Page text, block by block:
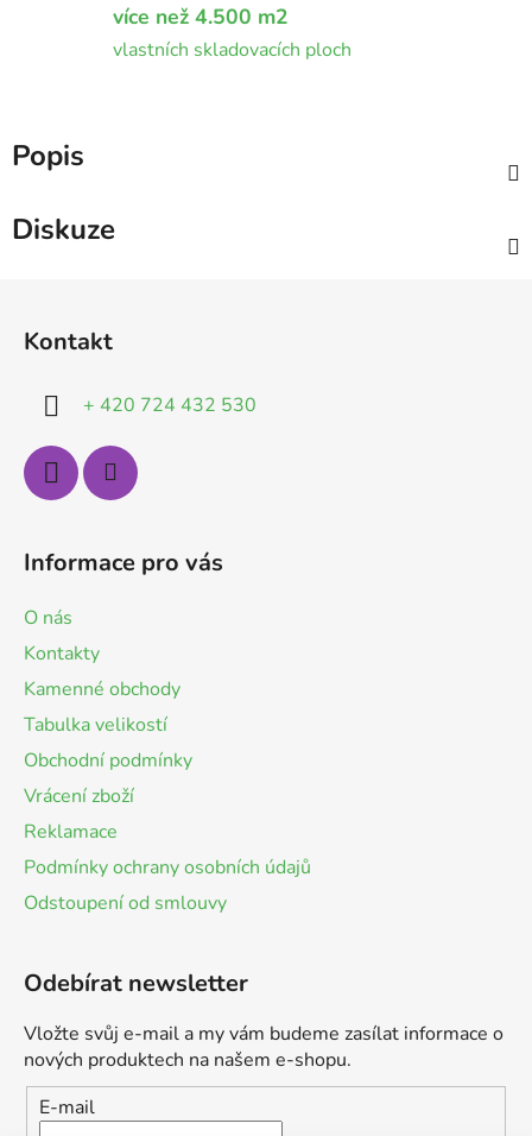
více než 4.500 m2
vlastních skladovacích ploch
Popis
Diskuze
Kontakt
+ 420 724 432 530
Informace pro vás
O nás
Kontakty
Kamenné obchody
Tabulka velikostí
Obchodní podmínky
Vrácení zboží
Reklamace
Podmínky ochrany osobních údajů
Odstoupení od smlouvy
Odebírat newsletter
Vložte svůj e-mail a my vám budeme zasílat informace o
nových produktech na našem e-shopu.
E-mail